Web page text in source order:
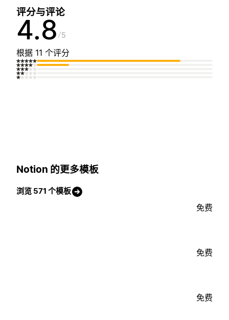
评分与评论
4.8 5
根据 11 个评分
Notion 的更多模板
浏览 571 个模板
免费
免费
免费